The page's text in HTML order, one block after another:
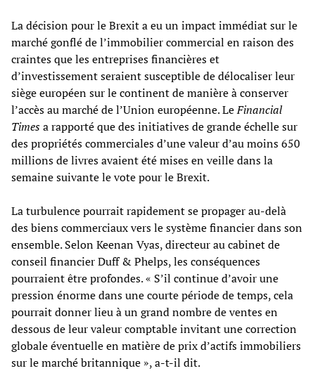
La décision pour le Brexit a eu un impact immédiat sur le
marché gonflé de l’immobilier commercial en raison des
craintes que les entreprises financières et
d’investissement seraient susceptible de délocaliser leur
siège européen sur le continent de manière à conserver
l’accès au marché de l’Union européenne. LeFinancial
Timesa rapporté que des initiatives de grande échelle sur
des propriétés commerciales d’une valeur d’au moins 650
millions de livres avaient été mises en veille dans la
semaine suivante le vote pour le Brexit.
La turbulence pourrait rapidement se propager au-delà
des biens commerciaux vers le système financier dans son
ensemble. Selon Keenan Vyas, directeur au cabinet de
conseil financier Duff & Phelps, les conséquences
pourraient être profondes. « S’il continue d’avoir une
pression énorme dans une courte période de temps, cela
pourrait donner lieu à un grand nombre de ventes en
dessous de leur valeur comptable invitant une correction
globale éventuelle en matière de prix d’actifs immobiliers
sur le marché britannique », a-t-il dit.